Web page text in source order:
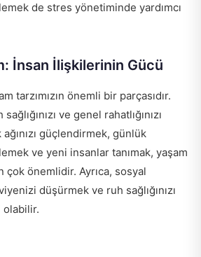
de stres yönetiminde yardımcı
İnsan İlişkilerinin Gücü
tarzımızın önemli bir parçasıdır.
ve genel rahatlığınızı
güçlendirmek, günlük
ve yeni insanlar tanımak, yaşam
çok önemlidir. Ayrıca, sosyal
düşürmek ve ruh sağlığınızı
olabilir.